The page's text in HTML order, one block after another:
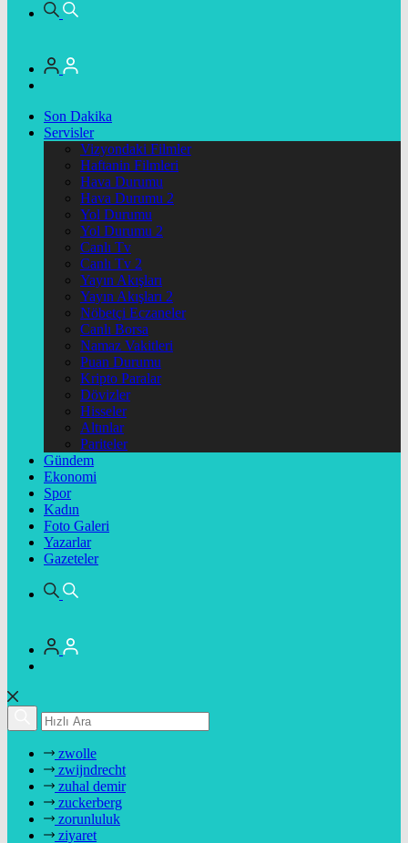
Son Dakika
Servisler
Vizyondaki Filmler
Haftanin Filmleri
Hava Durumu
Hava Durumu 2
Yol Durumu
Yol Durumu 2
Canlı Tv
Canlı Tv 2
Yayın Akışları
Yayın Akışları 2
Nöbetçi Eczaneler
Canlı Borsa
Namaz Vakitleri
Puan Durumu
Kripto Paralar
Dövizler
Hisseler
Altınlar
Pariteler
Gündem
Ekonomi
Spor
Kadın
Foto Galeri
Yazarlar
Gazeteler
zwolle
zwijndrecht
zuhal demir
zuckerberg
zorunluluk
ziyaret